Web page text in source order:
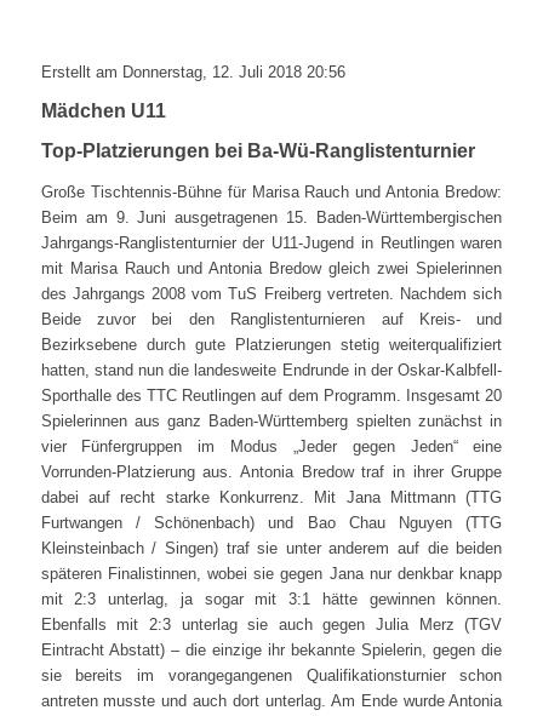
Erstellt am Donnerstag, 12. Juli 2018 20:56
Mädchen U11
Top-Platzierungen bei Ba-Wü-Ranglistenturnier
Große Tischtennis-Bühne für Marisa Rauch und Antonia Bredow:
Beim am 9. Juni ausgetragenen 15. Baden-Württembergischen
Jahrgangs-Ranglistenturnier der U11-Jugend in Reutlingen waren
mit Marisa Rauch und Antonia Bredow gleich zwei Spielerinnen
des Jahrgangs 2008 vom TuS Freiberg vertreten. Nachdem sich
Beide zuvor bei den Ranglistenturnieren auf Kreis- und
Bezirksebene durch gute Platzierungen stetig weiterqualifiziert
hatten, stand nun die landesweite Endrunde in der Oskar-Kalbfell-
Sporthalle des TTC Reutlingen auf dem Programm. Insgesamt 20
Spielerinnen aus ganz Baden-Württemberg spielten zunächst in
vier Fünfergruppen im Modus „Jeder gegen Jeden“ eine
Vorrunden-Platzierung aus. Antonia Bredow traf in ihrer Gruppe
dabei auf recht starke Konkurrenz. Mit Jana Mittmann (TTG
Furtwangen / Schönenbach) und Bao Chau Nguyen (TTG
Kleinsteinbach / Singen) traf sie unter anderem auf die beiden
späteren Finalistinnen, wobei sie gegen Jana nur denkbar knapp
mit 2:3 unterlag, ja sogar mit 3:1 hätte gewinnen können.
Ebenfalls mit 2:3 unterlag sie auch gegen Julia Merz (TGV
Eintracht Abstatt) – die einzige ihr bekannte Spielerin, gegen die
sie bereits im vorangegangenen Qualifikationsturnier schon
antreten musste und auch dort unterlag. Am Ende wurde Antonia